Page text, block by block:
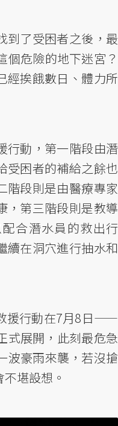
到了受困者之後，最
個危險的地下迷宮？
經挨餓數日、體力所
行動，第一階段由潛
受困者的補給之餘也
階段則是由醫療專家
，第三階段則是教導
合潛水員的救出行
續在洞穴進行抽水和
援行動在7月8日——
展開，此刻最危急
波豪雨來襲，若沒搶
堪設想。